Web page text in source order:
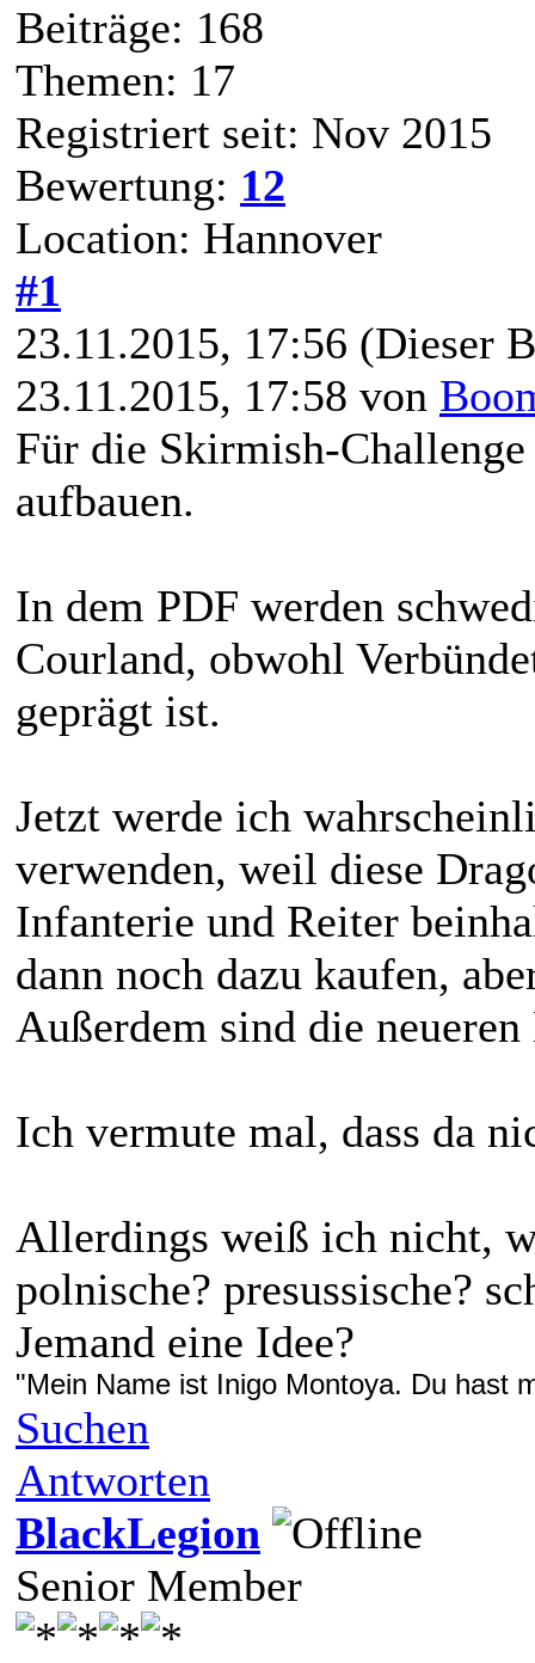
Beiträge: 168
Themen: 17
Registriert seit: Nov 2015
Bewertung: 12
Location: Hannover
#1
23.11.2015, 17:56 (Dieser
23.11.2015, 17:58 von
Für die Skirmish-
aufbauen.
In dem PDF werden
Courland, obwohl
geprägt ist.
Jetzt werde ich
verwenden, weil diese
Infanterie und Reiter
dann noch dazu kaufen,
Außerdem sind die
Ich vermute mal, dass da
Allerdings weiß ich nicht,
polnische? presussische?
Jemand eine Idee?
"Mein Name ist Inigo Montoya. Du hast
Suchen
Antworten
BlackLegion
Senior Member